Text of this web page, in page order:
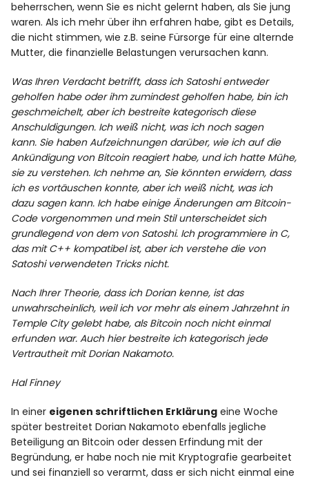
beherrschen, wenn Sie es nicht gelernt haben, als Sie jung
waren. Als ich mehr über ihn erfahren habe, gibt es Details,
die nicht stimmen, wie z.B. seine Fürsorge für eine alternde
Mutter, die finanzielle Belastungen verursachen kann.
Was Ihren Verdacht betrifft, dass ich Satoshi entweder
geholfen habe oder ihm zumindest geholfen habe, bin ich
geschmeichelt, aber ich bestreite kategorisch diese
Anschuldigungen. Ich weiß nicht, was ich noch sagen
kann. Sie haben Aufzeichnungen darüber, wie ich auf die
Ankündigung von Bitcoin reagiert habe, und ich hatte Mühe,
sie zu verstehen. Ich nehme an, Sie könnten erwidern, dass
ich es vortäuschen konnte, aber ich weiß nicht, was ich
dazu sagen kann. Ich habe einige Änderungen am Bitcoin-
Code vorgenommen und mein Stil unterscheidet sich
grundlegend von dem von Satoshi. Ich programmiere in C,
das mit C++ kompatibel ist, aber ich verstehe die von
Satoshi verwendeten Tricks nicht.
Nach Ihrer Theorie, dass ich Dorian kenne, ist das
unwahrscheinlich, weil ich vor mehr als einem Jahrzehnt in
Temple City gelebt habe, als Bitcoin noch nicht einmal
erfunden war. Auch hier bestreite ich kategorisch jede
Vertrautheit mit Dorian Nakamoto.
Hal Finney
In einer eigenen schriftlichen Erklärung eine Woche
später bestreitet Dorian Nakamoto ebenfalls jegliche
Beteiligung an Bitcoin oder dessen Erfindung mit der
Begründung, er habe noch nie mit Kryptografie gearbeitet
und sei finanziell so verarmt, dass er sich nicht einmal eine